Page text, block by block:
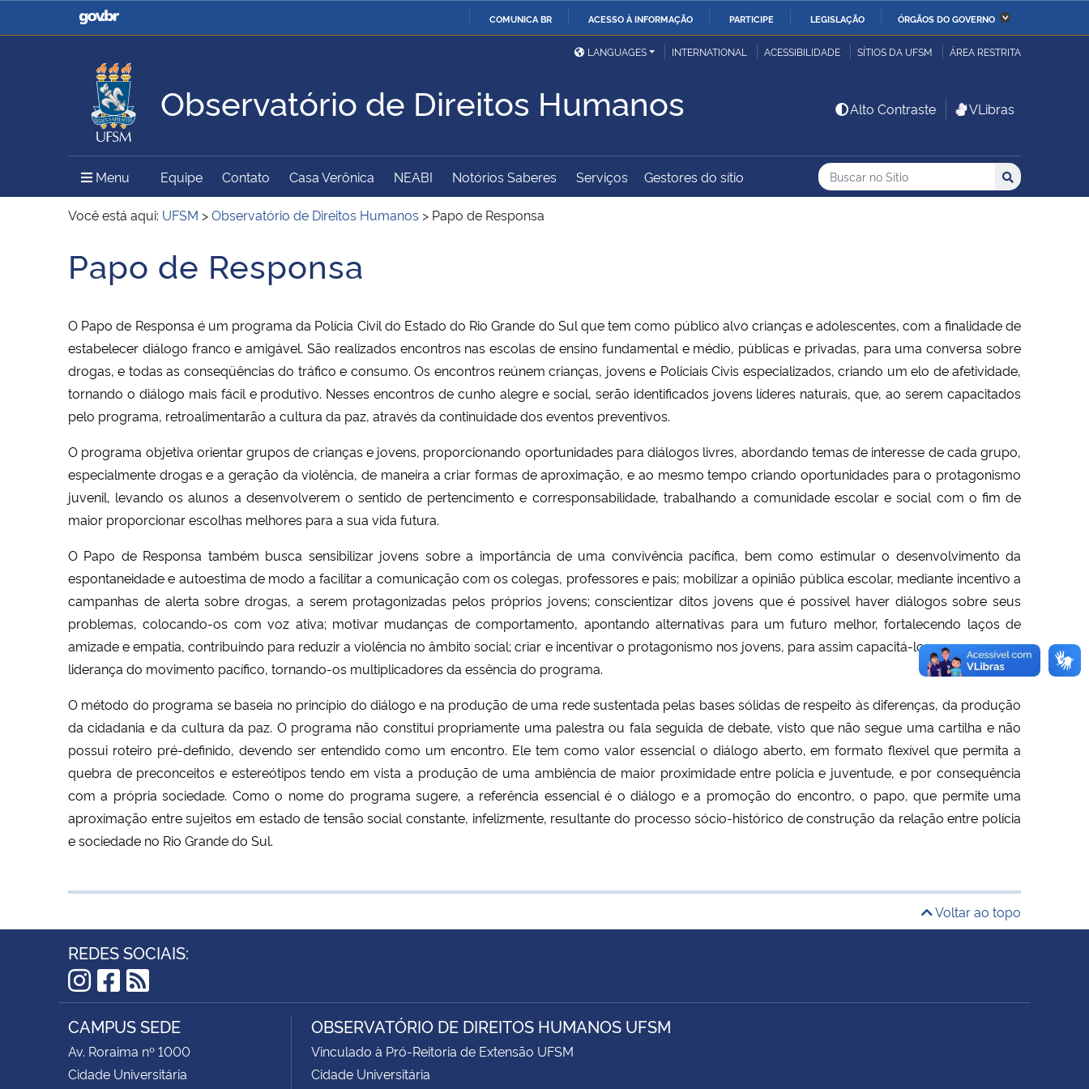
CONTEÚDO
COMUNICA BR ACESSO À INFORMAÇÃO PARTICIPE LEGISLAÇÃO ÓRGÃOS DO GOVERNO
Casa Civil
Ministério da Justiça e
Ministério da Defesa
Ministério das Relações
Exteriores
Ministério da Economia Ministério da Infraestrutura
Ministério da Agricultura,
Pecuária e Abastecimento
Ministério da Educação Ministério da Cidadania Ministério da Saúde
Ministério da Ciência,
Tecnologia, Inovações e
Ministério do Meio Ambiente Ministério do Turismo
Ministério do
Desenvolvimento Regional
Controladoria-Geral da
Ministério da Mulher, da
Secretaria de Governo
Gabinete de Segurança
LANGUAGES INTERNATIONAL ACESSIBILIDADE SÍTIOS DA UFSM ÁREA RESTRITA
Observatório de Direitos Humanos Alto Contraste VLibras
Menu Menu Principal do Sítio
Equipe Contato Casa Verônica NEABI Notórios Saberes Serviços Gestores do sítio Busca
Buscar no no Sítio
Busca: Buscar
Você está aqui: UFSM >Observatório de Direitos Humanos > Papo de Responsa
Início do conteúdo
Papo de Responsa
O Papo de Responsa é um programa da Polícia Civil do Estado do Rio Grande do Sul que tem como público alvo crianças e adolescentes, com a finalidade de
estabelecer diálogo franco e amigável. São realizados encontros nas escolas de ensino fundamental e médio, públicas e privadas, para uma conversa sobre
drogas, e todas as conseqüências do tráfico e consumo. Os encontros reúnem crianças, jovens e Policiais Civis especializados, criando um elo de afetividade,
tornando o diálogo mais fácil e produtivo. Nesses encontros de cunho alegre e social, serão identificados jovens líderes naturais, que, ao serem capacitados
pelo programa, retroalimentarão a cultura da paz, através da continuidade dos eventos preventivos.
O programa objetiva orientar grupos de crianças e jovens, proporcionando oportunidades para diálogos livres, abordando temas de interesse de cada grupo,
especialmente drogas e a geração da violência, de maneira a criar formas de aproximação, e ao mesmo tempo criando oportunidades para o protagonismo
juvenil, levando os alunos a desenvolverem o sentido de pertencimento e corresponsabilidade, trabalhando a comunidade escolar e social com o fim de
maior proporcionar escolhas melhores para a sua vida futura.
O Papo de Responsa também busca sensibilizar jovens sobre a importância de uma convivência pacífica, bem como estimular o desenvolvimento da
espontaneidade e autoestima de modo a facilitar a comunicação com os colegas, professores e pais; mobilizar a opinião pública escolar, mediante incentivo a
campanhas de alerta sobre drogas, a serem protagonizadas pelos próprios jovens; conscientizar ditos jovens que é possível haver diálogos sobre seus
problemas, colocando-os com voz ativa; motivar mudanças de comportamento, apontando alternativas para um futuro melhor, fortalecendo laços de
amizade e empatia, contribuindo para reduzir a violência no âmbito social; criar e incentivar o protagonismo nos jovens, para assim capacitá-los para exercer a
liderança do movimento pacífico, tornando-os multiplicadores da essência do programa.
O método do programa se baseia no princípio do diálogo e na produção de uma rede sustentada pelas bases sólidas de respeito às diferenças, da produção
da cidadania e da cultura da paz. O programa não constitui propriamente uma palestra ou fala seguida de debate, visto que não segue uma cartilha e não
possui roteiro pré-definido, devendo ser entendido como um encontro. Ele tem como valor essencial o diálogo aberto, em formato flexível que permita a
quebra de preconceitos e estereótipos tendo em vista a produção de uma ambiência de maior proximidade entre polícia e juventude, e por consequência
com a própria sociedade. Como o nome do programa sugere, a referência essencial é o diálogo e a promoção do encontro, o papo, que permite uma
aproximação entre sujeitos em estado de tensão social constante, infelizmente, resultante do processo sócio-histórico de construção da relação entre polícia
e sociedade no Rio Grande do Sul.
Voltar ao topo
REDES SOCIAIS:
Instagram
Facebook
RSS
CAMPUS SEDE
Av. Roraima nº 1000
Cidade Universitária
OBSERVATÓRIO DE DIREITOS HUMANOS UFSM
Vinculado à Pró-Reitoria de Extensão UFSM
Cidade Universitária